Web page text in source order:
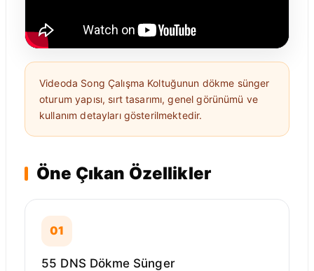
Videoda Song Çalışma Koltuğunun dökme sünger
oturum yapısı, sırt tasarımı, genel görünümü ve
kullanım detayları gösterilmektedir.
Öne Çıkan Özellikler
01
55 DNS Dökme Sünger